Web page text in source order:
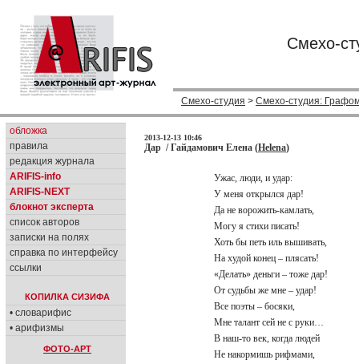
Смехо-
Смехо-студия > Смехо-студия:
обложка
правила
редакция журнала
ARIFIS-info
ARIFIS-NEXT
блокнот эксперта
список авторов
записки на полях
справка по интерфейсу
ссылки
КОПИЛКА СИЗИФА
• словарифис
• арифизмы
ФОТО-АРТ
2013-12-13 10:46
Дар / Гайдамович Елена (Helena)
Ужас, люди, и удар:
У меня открылся дар!
Да не ворожить-камлать,
Могу я стихи писать!
Хоть бы петь иль вышивать,
На худой конец – плясать!
«Делать» деньги – тоже дар!
От судьбы же мне – удар!
Все поэты – босяки,
Мне талант сей не с руки…
В наш-то век, когда людей
Не накормишь рифмами,